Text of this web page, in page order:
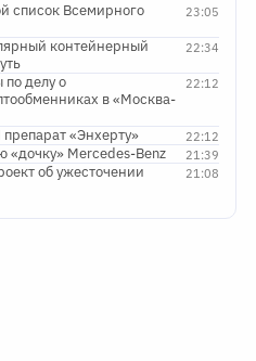
23:05
список Всемирного
22:34
контейнерный
22:12
делу о
в «Москва-
22:12
«Энхерту»
21:39
Mercedes-Benz
21:08
об ужесточении